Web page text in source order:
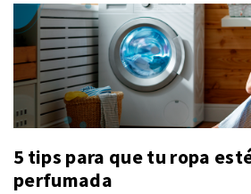
5 tips para que tu ropa
perfumada